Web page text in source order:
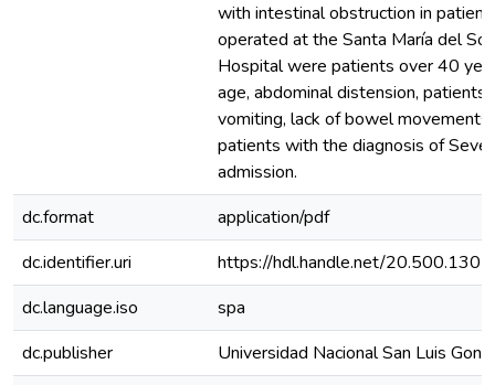
with intestinal obstruction in
operated at the Santa María del
Hospital were patients over 40
age, abdominal distension, patients
vomiting, lack of bowel movements,
patients with the diagnosis of
admission.
dc.format
application/pdf
dc.identifier.uri
https://hdl.handle.net/
dc.language.iso
spa
dc.publisher
Universidad Nacional San Luis